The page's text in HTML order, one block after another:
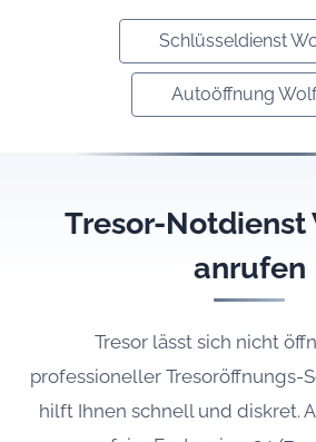
Schlüsseldienst
Autoöffnung
Tresor-Notdienst
anrufen
Tresor lässt sich nicht
professioneller Tresoröffnungs-
hilft Ihnen schnell und diskret.